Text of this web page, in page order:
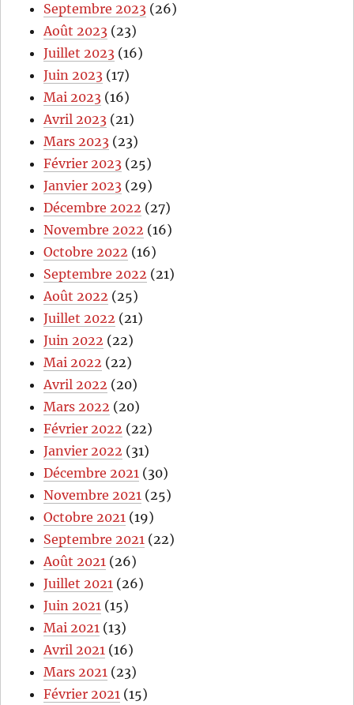
Septembre 2023 (26)
Août 2023 (23)
Juillet 2023 (16)
Juin 2023 (17)
Mai 2023 (16)
Avril 2023 (21)
Mars 2023 (23)
Février 2023 (25)
Janvier 2023 (29)
Décembre 2022 (27)
Novembre 2022 (16)
Octobre 2022 (16)
Septembre 2022 (21)
Août 2022 (25)
Juillet 2022 (21)
Juin 2022 (22)
Mai 2022 (22)
Avril 2022 (20)
Mars 2022 (20)
Février 2022 (22)
Janvier 2022 (31)
Décembre 2021 (30)
Novembre 2021 (25)
Octobre 2021 (19)
Septembre 2021 (22)
Août 2021 (26)
Juillet 2021 (26)
Juin 2021 (15)
Mai 2021 (13)
Avril 2021 (16)
Mars 2021 (23)
Février 2021 (15)